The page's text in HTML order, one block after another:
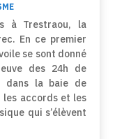
à Trestraou, la
En ce premier
se sont donné
des 24h de
dans la baie de
les accords et les
qui s’élèvent